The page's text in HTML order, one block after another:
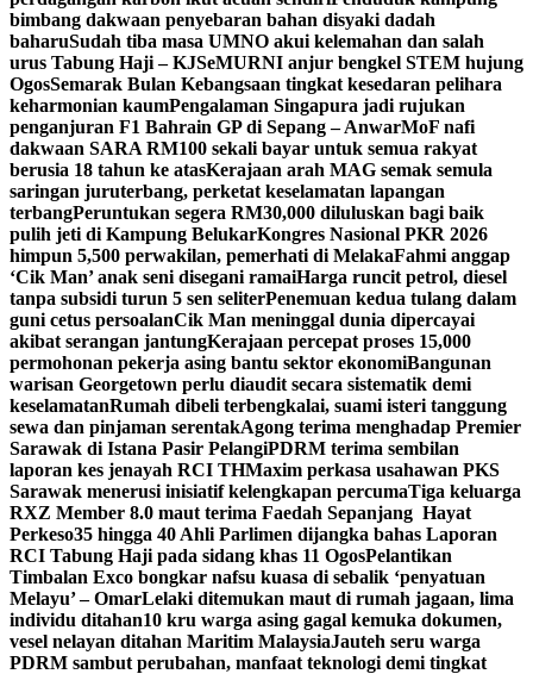
bimbang dakwaan penyebaran bahan disyaki dadah
baharuSudah tiba masa UMNO akui kelemahan dan salah
urus Tabung Haji – KJSeMURNI anjur bengkel STEM hujung
OgosSemarak Bulan Kebangsaan tingkat kesedaran pelihara
keharmonian kaumPengalaman Singapura jadi rujukan
penganjuran F1 Bahrain GP di Sepang – AnwarMoF nafi
dakwaan SARA RM100 sekali bayar untuk semua rakyat
berusia 18 tahun ke atasKerajaan arah MAG semak semula
saringan juruterbang, perketat keselamatan lapangan
terbangPeruntukan segera RM30,000 diluluskan bagi baik
pulih jeti di Kampung BelukarKongres Nasional PKR 2026
himpun 5,500 perwakilan, pemerhati di MelakaFahmi anggap
‘Cik Man’ anak seni disegani ramaiHarga runcit petrol, diesel
tanpa subsidi turun 5 sen seliterPenemuan kedua tulang dalam
guni cetus persoalanCik Man meninggal dunia dipercayai
akibat serangan jantungKerajaan percepat proses 15,000
permohonan pekerja asing bantu sektor ekonomiBangunan
warisan Georgetown perlu diaudit secara sistematik demi
keselamatanRumah dibeli terbengkalai, suami isteri tanggung
sewa dan pinjaman serentakAgong terima menghadap Premier
Sarawak di Istana Pasir PelangiPDRM terima sembilan
laporan kes jenayah RCI THMaxim perkasa usahawan PKS
Sarawak menerusi inisiatif kelengkapan percumaTiga keluarga
RXZ Member 8.0 maut terima Faedah Sepanjang Hayat
Perkeso35 hingga 40 Ahli Parlimen dijangka bahas Laporan
RCI Tabung Haji pada sidang khas 11 OgosPelantikan
Timbalan Exco bongkar nafsu kuasa di sebalik ‘penyatuan
Melayu’ – OmarLelaki ditemukan maut di rumah jagaan, lima
individu ditahan10 kru warga asing gagal kemuka dokumen,
vesel nelayan ditahan Maritim MalaysiaJauteh seru warga
PDRM sambut perubahan, manfaat teknologi demi tingkat